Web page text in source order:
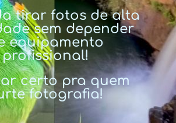
tirar fotos de alta
sem depender
equipamento
profissional!
certo pra quem
fotografia!